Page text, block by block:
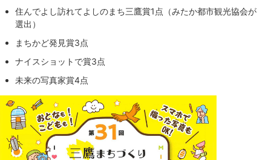
住んでよし訪れてよしのまち三鷹賞1点（みたか都市観光協会が
選出）
まちかど発見賞3点
ナイスショットで賞3点
未来の写真家賞4点